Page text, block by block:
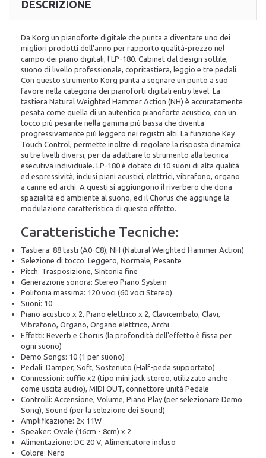
DESCRIZIONE
Da Korg un pianoforte digitale che punta a diventare uno dei
migliori prodotti dell'anno per rapporto qualità-prezzo nel
campo dei piano digitali, l'LP-180. Cabinet dal design sottile,
suono di livello professionale, copritastiera, leggio e tre pedali.
Con questo strumento Korg punta a segnare un punto a suo
favore nella categoria dei pianoforti digitali entry level. La
tastiera Natural Weighted Hammer Action (NH) è accuratamente
pesata come quella di un autentico pianoforte acustico, con un
tocco più pesante nella gamma più bassa che diventa
progressivamente più leggero nei registri alti. La funzione Key
Touch Control, permette inoltre di regolare la risposta dinamica
su tre livelli diversi, per da adattare lo strumento alla tecnica
esecutiva individuale. LP-180 è dotato di 10 suoni di alta qualità
ed espressività, inclusi piani acustici, elettrici, vibrafono, organo
a canne ed archi. A questi si aggiungono il riverbero che dona
spazialità ed ambiente al suono, ed il Chorus che aggiunge la
modulazione caratteristica di questo effetto.
Caratteristiche Tecniche:
Tastiera: 88 tasti (A0-C8), NH (Natural Weighted Hammer Action)
Selezione di tocco: Leggero, Normale, Pesante
Pitch: Trasposizione, Sintonia fine
Generazione sonora: Stereo Piano System
Polifonia massima: 120 voci (60 voci Stereo)
Suoni: 10
Piano acustico x 2, Piano elettrico x 2, Clavicembalo, Clavi,
Vibrafono, Organo, Organo elettrico, Archi
Effetti: Reverb e Chorus (la profondità dell'effetto è fissa per
ogni suono)
Demo Songs: 10 (1 per suono)
Pedali: Damper, Soft, Sostenuto (Half-peda supportato)
Connessioni: cuffie x2 (tipo mini jack stereo, utilizzato anche
come uscita audio), MIDI OUT, ​​connettore unità Pedale
Controlli: Accensione, Volume, Piano Play (per selezionare Demo
Song), Sound (per la selezione dei Sound)
Amplificazione: 2x 11W
Speaker: Ovale (16cm - 8cm) x 2
Alimentazione: DC 20 V, Alimentatore incluso
Colore: Nero